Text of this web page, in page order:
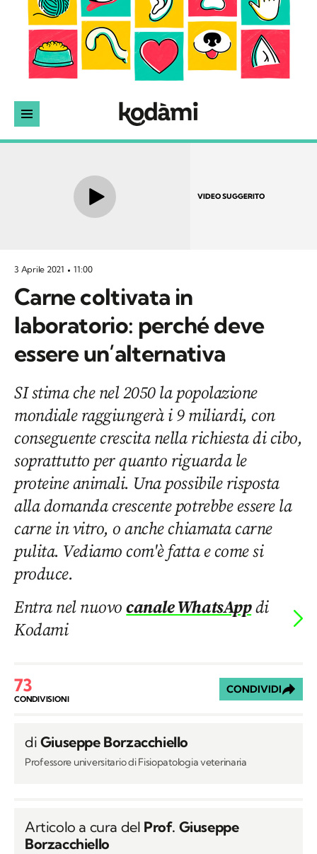
VIDEO SUGGERITO
3 Aprile 2021 11:00
Carne coltivata in
laboratorio: perché deve
essere un’alternativa
SI stima che nel 2050 la popolazione
mondiale raggiungerà i 9 miliardi, con
conseguente crescita nella richiesta di cibo,
soprattutto per quanto riguarda le
proteine animali. Una possibile risposta
alla domanda crescente potrebbe essere la
carne in vitro, o anche chiamata carne
pulita. Vediamo com'è fatta e come si
produce.
Entra nel nuovocanale WhatsAppdi
Kodami
73
CONDIVISIONI
CONDIVIDI
di Giuseppe Borzacchiello
Professore universitario di Fisiopatologia veterinaria
Articolo a cura del Prof. Giuseppe
Borzacchiello